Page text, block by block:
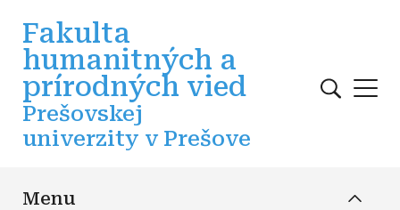
Fakulta
humanitných a
prírodných vied
Prešovskej
univerzity v Prešove
Menu